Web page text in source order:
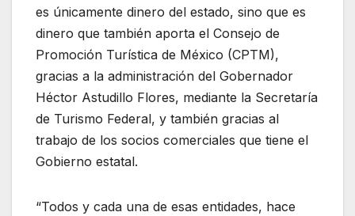
es únicamente dinero del estado, sino que es
dinero que también aporta el Consejo de
Promoción Turística de México (CPTM),
gracias a la administración del Gobernador
Héctor Astudillo Flores, mediante la Secretaría
de Turismo Federal, y también gracias al
trabajo de los socios comerciales que tiene el
Gobierno estatal.
“Todos y cada una de esas entidades, hace